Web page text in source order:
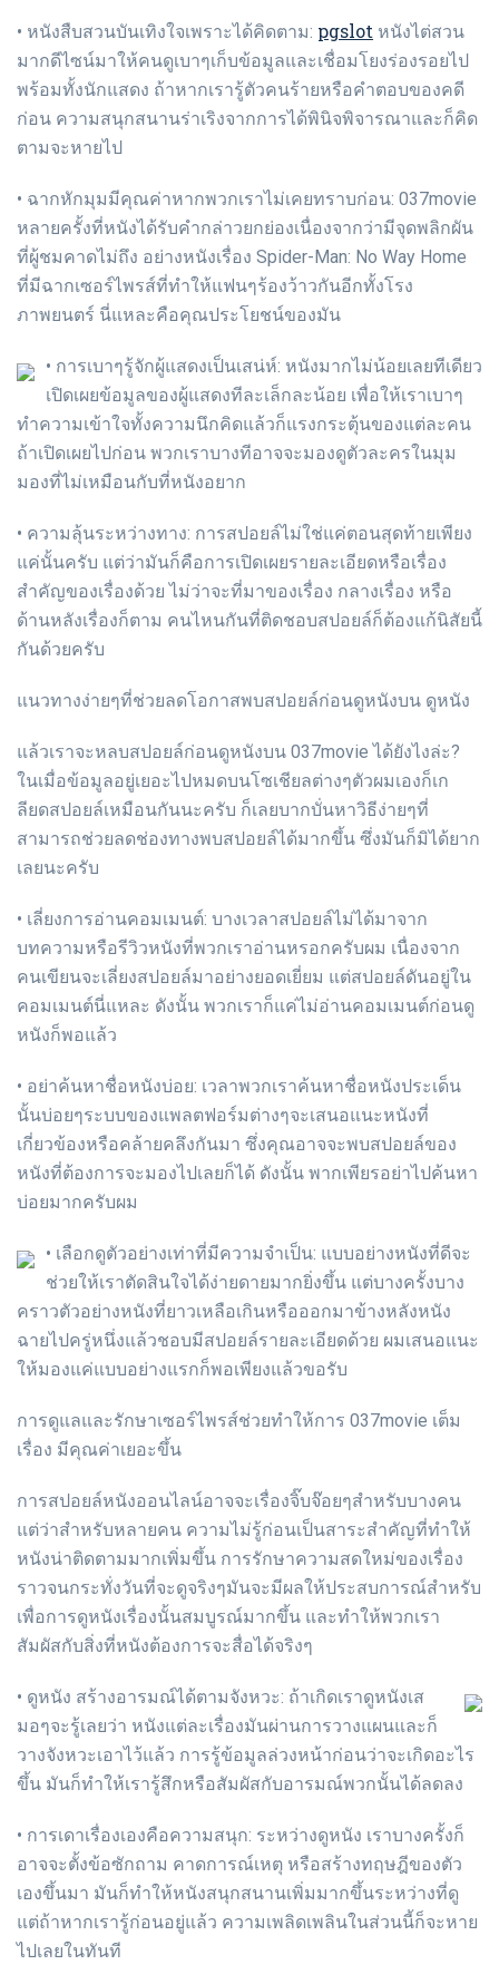
• หนังสืบสวนบันเทิงใจเพราะได้คิดตาม: pgslot หนังไต่สวน
มากดีไซน์มาให้คนดูเบาๆเก็บข้อมูลและเชื่อมโยงร่องรอยไป
พร้อมทั้งนักแสดง ถ้าหากเรารู้ตัวคนร้ายหรือคำตอบของคดี
ก่อน ความสนุกสนานร่าเริงจากการได้พินิจพิจารณาและก็คิด
ตามจะหายไป
• ฉากหักมุมมีคุณค่าหากพวกเราไม่เคยทราบก่อน: 037movie
หลายครั้งที่หนังได้รับคำกล่าวยกย่องเนื่องจากว่ามีจุดพลิกผัน
ที่ผู้ชมคาดไม่ถึง อย่างหนังเรื่อง Spider-Man: No Way Home
ที่มีฉากเซอร์ไพรส์ที่ทำให้แฟนๆร้องว้าวกันอีกทั้งโรง
ภาพยนตร์ นี่แหละคือคุณประโยชน์ของมัน
• การเบาๆรู้จักผู้แสดงเป็นเสน่ห์: หนังมากไม่น้อยเลยทีเดียว
เปิดเผยข้อมูลของผู้แสดงทีละเล็กละน้อย เพื่อให้เราเบาๆ
ทำความเข้าใจทั้งความนึกคิดแล้วก็แรงกระตุ้นของแต่ละคน
ถ้าเปิดเผยไปก่อน พวกเราบางทีอาจจะมองดูตัวละครในมุม
มองที่ไม่เหมือนกับที่หนังอยาก
• ความลุ้นระหว่างทาง: การสปอยล์ไม่ใช่แค่ตอนสุดท้ายเพียง
แค่นั้นครับ แต่ว่ามันก็คือการเปิดเผยรายละเอียดหรือเรื่อง
สำคัญของเรื่องด้วย ไม่ว่าจะที่มาของเรื่อง กลางเรื่อง หรือ
ด้านหลังเรื่องก็ตาม คนไหนกันที่ติดชอบสปอยล์ก็ต้องแก้นิสัยนี้
กันด้วยครับ
แนวทางง่ายๆที่ช่วยลดโอกาสพบสปอยล์ก่อนดูหนังบน ดูหนัง
แล้วเราจะหลบสปอยล์ก่อนดูหนังบน 037movie ได้ยังไงล่ะ?
ในเมื่อข้อมูลอยู่เยอะไปหมดบนโซเชียลต่างๆตัวผมเองก็เก
ลียดสปอยล์เหมือนกันนะครับ ก็เลยบากบั่นหาวิธีง่ายๆที่
สามารถช่วยลดช่องทางพบสปอยล์ได้มากขึ้น ซึ่งมันก็มิได้ยาก
เลยนะครับ
• เลี่ยงการอ่านคอมเมนต์: บางเวลาสปอยล์ไม่ได้มาจาก
บทความหรือรีวิวหนังที่พวกเราอ่านหรอกครับผม เนื่องจาก
คนเขียนจะเลี่ยงสปอยล์มาอย่างยอดเยี่ยม แต่สปอยล์ดันอยู่ใน
คอมเมนต์นี่แหละ ดังนั้น พวกเราก็แค่ไม่อ่านคอมเมนต์ก่อนดู
หนังก็พอแล้ว
• อย่าค้นหาชื่อหนังบ่อย: เวลาพวกเราค้นหาชื่อหนังประเด็น
นั้นบ่อยๆระบบของแพลตฟอร์มต่างๆจะเสนอแนะหนังที่
เกี่ยวข้องหรือคล้ายคลึงกันมา ซึ่งคุณอาจจะพบสปอยล์ของ
หนังที่ต้องการจะมองไปเลยก็ได้ ดังนั้น พากเพียรอย่าไปค้นหา
บ่อยมากครับผม
• เลือกดูตัวอย่างเท่าที่มีความจำเป็น: แบบอย่างหนังที่ดีจะ
ช่วยให้เราตัดสินใจได้ง่ายดายมากยิ่งขึ้น แต่บางครั้งบาง
คราวตัวอย่างหนังที่ยาวเหลือเกินหรือออกมาข้างหลังหนัง
ฉายไปครู่หนึ่งแล้วชอบมีสปอยล์รายละเอียดด้วย ผมเสนอแนะ
ให้มองแค่แบบอย่างแรกก็พอเพียงแล้วขอรับ
การดูแลและรักษาเซอร์ไพรส์ช่วยทำให้การ 037movie เต็ม
เรื่อง มีคุณค่าเยอะขึ้น
การสปอยล์หนังออนไลน์อาจจะเรื่องจิ๊บจ๊อยๆสำหรับบางคน
แต่ว่าสำหรับหลายคน ความไม่รู้ก่อนเป็นสาระสำคัญที่ทำให้
หนังน่าติดตามมากเพิ่มขึ้น การรักษาความสดใหม่ของเรื่อง
ราวจนกระทั่งวันที่จะดูจริงๆมันจะมีผลให้ประสบการณ์สำหรับ
เพื่อการดูหนังเรื่องนั้นสมบูรณ์มากขึ้น และทำให้พวกเรา
สัมผัสกับสิ่งที่หนังต้องการจะสื่อได้จริงๆ
• ดูหนัง สร้างอารมณ์ได้ตามจังหวะ: ถ้าเกิดเราดูหนังเส
มอๆจะรู้เลยว่า หนังแต่ละเรื่องมันผ่านการวางแผนและก็
วางจังหวะเอาไว้แล้ว การรู้ข้อมูลล่วงหน้าก่อนว่าจะเกิดอะไร
ขึ้น มันก็ทำให้เรารู้สึกหรือสัมผัสกับอารมณ์พวกนั้นได้ลดลง
• การเดาเรื่องเองคือความสนุก: ระหว่างดูหนัง เราบางครั้งก็
อาจจะตั้งข้อซักถาม คาดการณ์เหตุ หรือสร้างทฤษฎีของตัว
เองขึ้นมา มันก็ทำให้หนังสนุกสนานเพิ่มมากขึ้นระหว่างที่ดู
แต่ถ้าหากเรารู้ก่อนอยู่แล้ว ความเพลิดเพลินในส่วนนี้ก็จะหาย
ไปเลยในทันที